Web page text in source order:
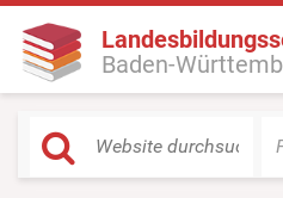
Baden-